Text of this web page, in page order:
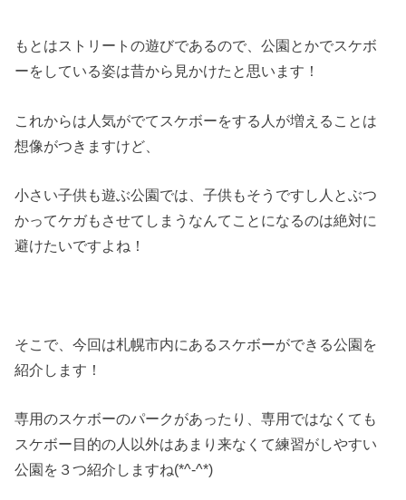
もとはストリートの遊びであるので、公園とかでスケボ
ーをしている姿は昔から見かけたと思います！
これからは人気がでてスケボーをする人が増えることは
想像がつきますけど、
小さい子供も遊ぶ公園では、子供もそうですし人とぶつ
かってケガもさせてしまうなんてことになるのは絶対に
避けたいですよね！
そこで、今回は札幌市内にあるスケボーができる公園を
紹介します！
専用のスケボーのパークがあったり、専用ではなくても
スケボー目的の人以外はあまり来なくて練習がしやすい
公園を３つ紹介しますね(*^-^*)